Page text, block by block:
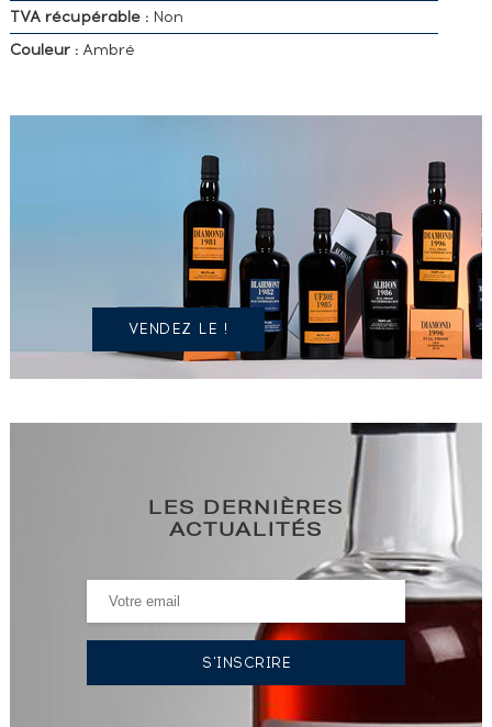
TVA récupérable :Non
Couleur :Ambré
POSSÉDEZ
SPIRITUEUX
IDENTIQUE
VENDEZ LE !
LES DERNIÈRES
ACTUALITÉS